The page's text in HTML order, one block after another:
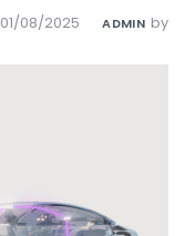
by
ADMIN
01/08/2025